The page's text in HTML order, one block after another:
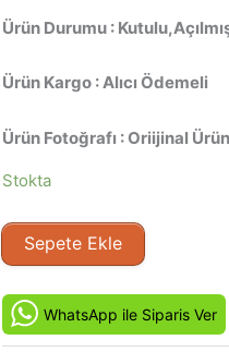
Ürün Durumu :
Ürün Kargo : Alıcı Ödemeli
Ürün Fotoğrafı : Oriijinal
Stokta
İnsan
Avcısı
Manhunter
(1986)
Sepete Ekle
WhatsApp ile Siparis Ver